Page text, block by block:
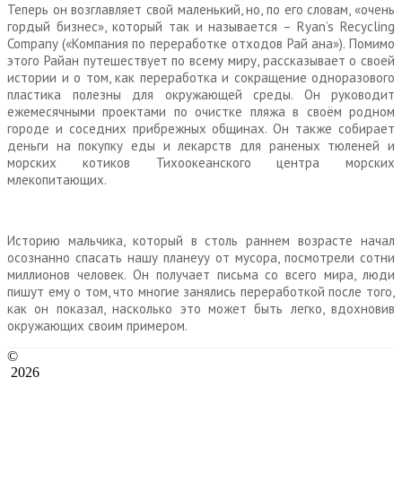
Теперь он возглавляет свой маленький, но, по его словам, «очень
гордый бизнес», который так и называется – Ryan’s Recycling
Company («Компания по переработке отходов Рай ана»). Помимо
этого Райан путешествует по всему миру, рассказывает о своей
истории и о том, как переработка и сокращение одноразового
пластика полезны для окружающей среды. Он руководит
ежемесячными проектами по очистке пляжа в своём родном
городе и соседних прибрежных общинах. Он также собирает
деньги на покупку еды и лекарств для раненых тюленей и
морских котиков Тихоокеанского центра морских
млекопитающих.
Историю мальчика, который в столь раннем возрасте начал
осознанно спасать нашу планеуу от мусора, посмотрели сотни
миллионов человек. Он получает письма со всего мира, люди
пишут ему о том, что многие занялись переработкой после того,
как он показал, насколько это может быть легко, вдохновив
окружающих своим примером.
©
2026